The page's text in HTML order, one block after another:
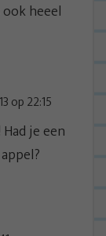
heeel
op 22:15
je een